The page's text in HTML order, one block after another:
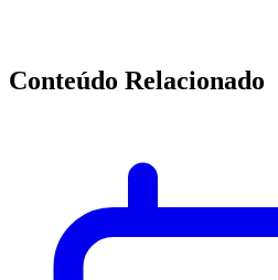
Conteúdo Relacionado